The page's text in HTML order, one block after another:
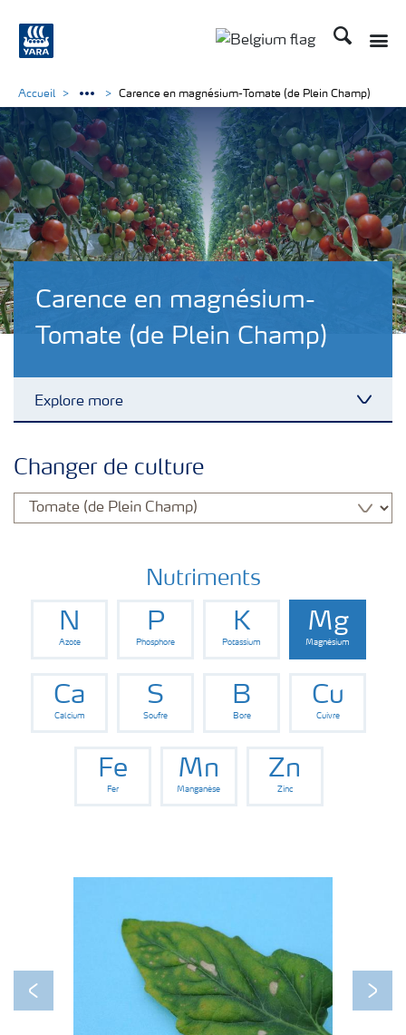
Recherche
Carence en magnésium-
Tomate (de Plein Champ)
Explore more
Engrais
Outils et services
Cultivez l'avenir
Yara Newsletters
Accueil Carence en magnésium-Tomate (de Plein Champ)
Changer de culture
Nutriments
N
Azote
P
Phosphore
K
Potassium
Mg
Magnésium
Ca
Calcium
S
Soufre
B
Bore
Cu
Cuivre
Fe
Fer
Mn
Manganèse
Zn
Zinc
Previous Next